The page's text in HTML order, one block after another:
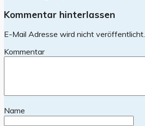
Kommentar hinterlassen
E-Mail Adresse wird nicht veröffentlicht.
Kommentar
Name